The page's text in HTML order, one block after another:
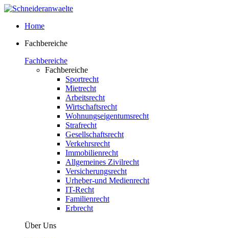
Home
Fachbereiche
Fachbereiche
Fachbereiche
Sportrecht
Mietrecht
Arbeitsrecht
Wirtschaftsrecht
Wohnungseigentumsrecht
Strafrecht
Gesellschaftsrecht
Verkehrsrecht
Immobilienrecht
Allgemeines Zivilrecht
Versicherungsrecht
Urheber-und Medienrecht
IT-Recht
Familienrecht
Erbrecht
Über Uns